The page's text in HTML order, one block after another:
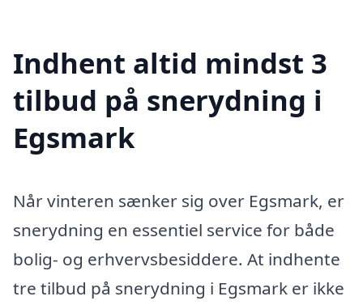
Indhent altid mindst 3
tilbud på snerydning i
Egsmark
Når vinteren sænker sig over Egsmark, er
snerydning en essentiel service for både
bolig- og erhvervsbesiddere. At indhente
tre tilbud på snerydning i Egsmark er ikke